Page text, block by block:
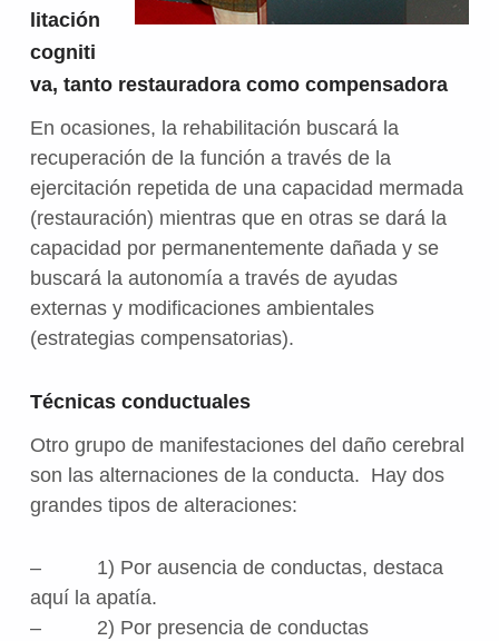
litación
cogniti
va, tanto restauradora como compensadora
En ocasiones, la rehabilitación buscará la
recuperación de la función a través de la
ejercitación repetida de una capacidad mermada
(restauración) mientras que en otras se dará la
capacidad por permanentemente dañada y se
buscará la autonomía a través de ayudas
externas y modificaciones ambientales
(estrategias compensatorias).
Técnicas conductuales
Otro grupo de manifestaciones del daño cerebral
son las alternaciones de la conducta. Hay dos
grandes tipos de alteraciones:
– 1) Por ausencia de conductas, destaca
aquí la apatía.
– 2) Por presencia de conductas